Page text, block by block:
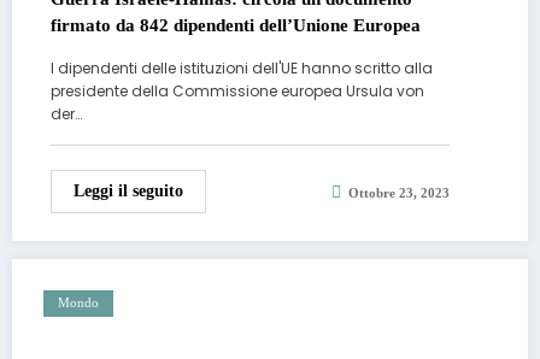
firmato da 842 dipendenti dell’Unione Europea
I dipendenti delle istituzioni dell'UE hanno scritto alla
presidente della Commissione europea Ursula von
der…
Leggi il seguito Ottobre 23, 2023
Mondo